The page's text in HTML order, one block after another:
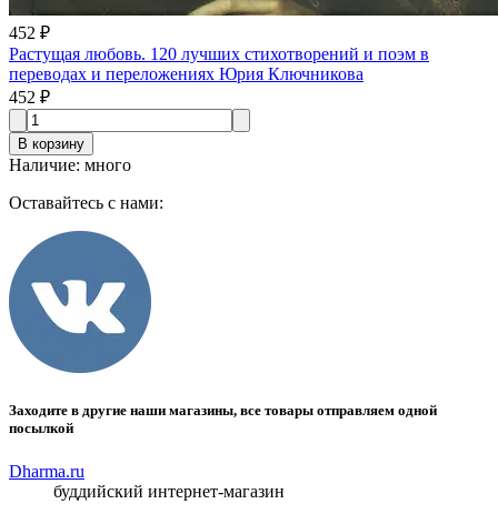
452 ₽
Растущая любовь. 120 лучших стихотворений и поэм в
переводах и переложениях Юрия Ключникова
452 ₽
В корзину
Наличие: много
Оставайтесь с нами:
Заходите в другие наши магазины, все товары отправляем одной
посылкой
Dharma.ru
буддийский интернет-магазин